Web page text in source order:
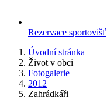
Rezervace sportovišť
Úvodní stránka
Život v obci
Fotogalerie
2012
Zahrádkáři